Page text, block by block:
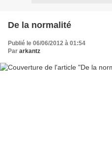
De la normalité
Publié le 06/06/2012 à 01:54
Par arkantz